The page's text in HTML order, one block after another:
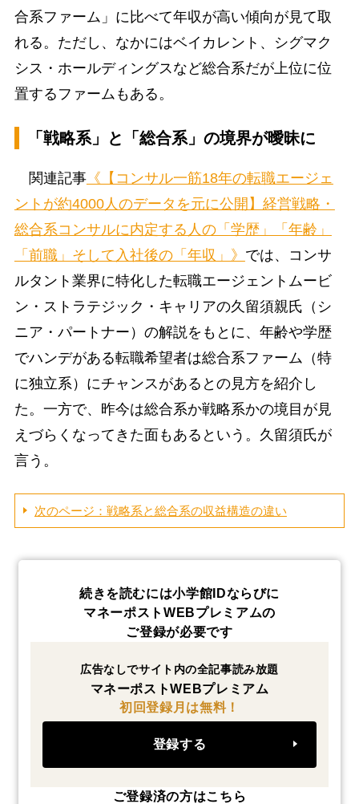
合系ファーム」に比べて年収が高い傾向が見て取
れる。ただし、なかにはベイカレント、シグマク
シス・ホールディングスなど総合系だが上位に位
置するファームもある。
「戦略系」と「総合系」の境界が曖昧に
関連記事《【コンサル一筋18年の転職エージェ
ントが約4000人のデータを元に公開】経営戦略・
総合系コンサルに内定する人の「学歴」「年齢」
「前職」そして入社後の「年収」》 では、コンサ
ルタント業界に特化した転職エージェントムービ
ン・ストラテジック・キャリアの久留須親氏（シ
ニア・パートナー）の解説をもとに、年齢や学歴
でハンデがある転職希望者は総合系ファーム（特
に独立系）にチャンスがあるとの見方を紹介し
た。一方で、昨今は総合系か戦略系かの境目が見
えづらくなってきた面もあるという。久留須氏が
言う。
次のページ：戦略系と総合系の収益構造の違い
続きを読むには小学館IDならびに
マネーポストWEBプレミアムの
ご登録が必要です
広告なしでサイト内の全記事読み放題
マネーポストWEBプレミアム
初回登録月は無料！
登録する
ご登録済の方はこちら